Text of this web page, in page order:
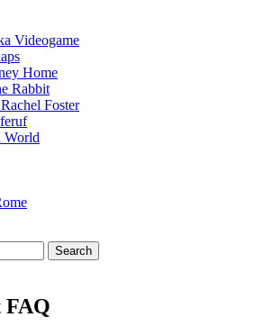
Videogame
Home
Rabbit
Foster
World
FAQ